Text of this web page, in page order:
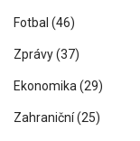
Fotbal (46)
Zprávy(37)
Ekonomika(29)
Zahraniční(25)